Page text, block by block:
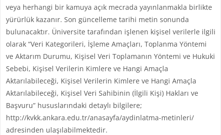
veya herhangi bir kamuya açık mecrada yayınlanmakla birlikte
yürürlük kazanır. Son güncelleme tarihi metin sonunda
bulunacaktır. Üniversite tarafından işlenen kişisel verilerle ilgili
olarak “Veri Kategorileri, İşleme Amaçları, Toplanma Yöntemi
ve Aktarım Durumu, Kişisel Veri Toplamanın Yöntemi ve Hukuki
Sebebi, Kişisel Verilerin Kimlere ve Hangi Amaçla
Aktarılabileceği, Kişisel Verilerin Kimlere ve Hangi Amaçla
Aktarılabileceği, Kişisel Veri Sahibinin (İlgili Kişi) Hakları ve
Başvuru” hususlarındaki detaylı bilgilere;
http://kvkk.ankara.edu.tr/anasayfa/aydinlatma-metinleri/
adresinden ulaşılabilmektedir.